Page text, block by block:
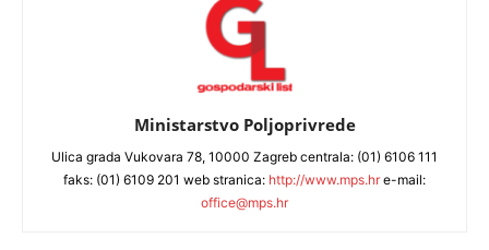
Ministarstvo Poljoprivrede
Ulica grada Vukovara 78, 10000 Zagreb centrala: (01) 6106 111
faks: (01) 6109 201 web stranica: http://www.mps.hre-mail:
office@mps.hr